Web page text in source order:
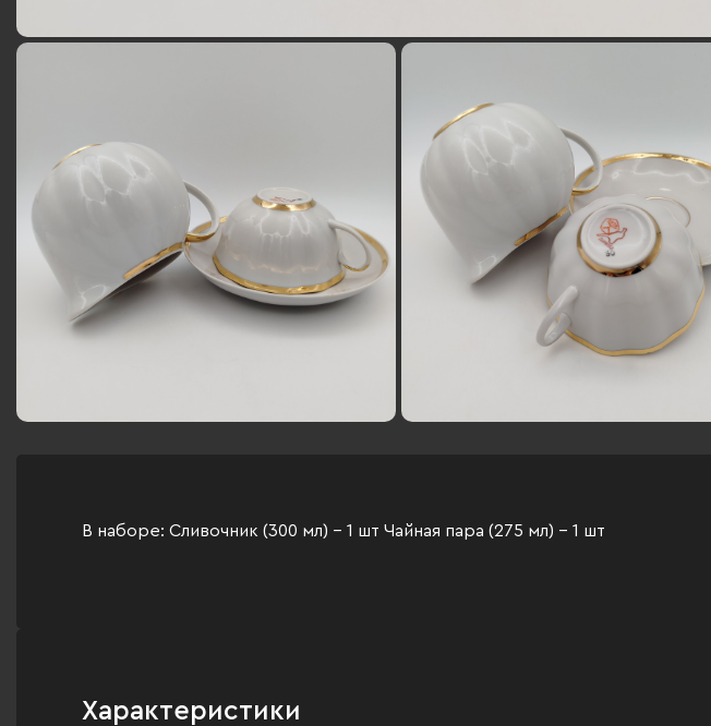
В наборе: Сливочник (300 мл) - 1 шт Чайная пара (275 мл) - 1 шт
Характеристики